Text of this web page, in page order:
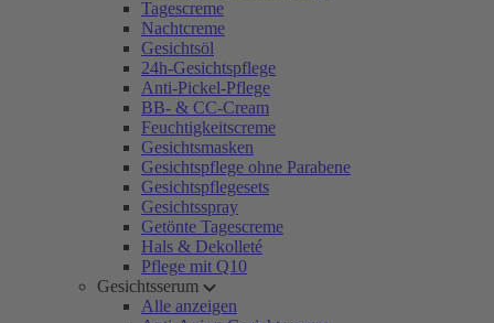
Tagescreme
Nachtcreme
Gesichtsöl
24h-Gesichtspflege
Anti-Pickel-Pflege
BB- & CC-Cream
Feuchtigkeitscreme
Gesichtsmasken
Gesichtspflege ohne Parabene
Gesichtspflegesets
Gesichtsspray
Getönte Tagescreme
Hals & Dekolleté
Pflege mit Q10
Gesichtsserum
Alle anzeigen